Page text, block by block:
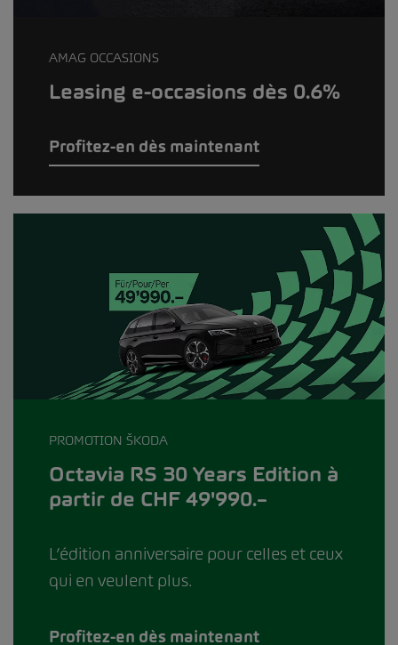
AMAG OCCASIONS
Leasing e-occasions dès 0.6%
Profitez-en dès maintenant
PROMOTION ŠKODA
Octavia RS 30 Years Edition à
partir de CHF 49'990.–
L’édition anniversaire pour celles et ceux
qui en veulent plus.
Profitez-en dès maintenant